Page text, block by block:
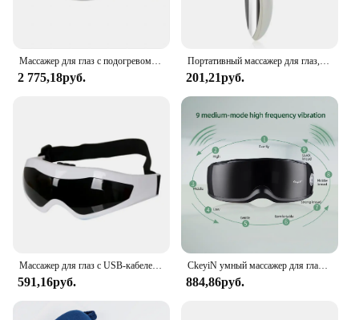
2 775,18руб. 201,21руб.
591,16руб.
CkeyiN умный массажер для глаз, вибрирующий Магнитный снимает усталость, темные круги, акупунктурный массаж, расслабляет телефон, беспроводной 51
884,86руб.